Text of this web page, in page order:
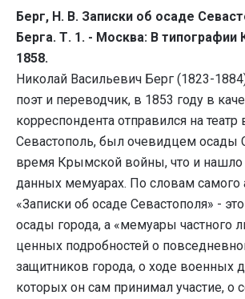
Берг, Н. В. Записки об осаде
Берга. Т. 1. - Москва: В типографии
1858.
Николай Васильевич Берг (1823-
поэт и переводчик, в 1853 году в
корреспондента отправился на
Севастополь, был очевидцем осады
время Крымской войны, что и нашло
данных мемуарах. По словам самого
«Записки об осаде Севастополя» -
осады города, а «мемуары частного
ценных подробностей о
защитников города, о ходе военных
которых он сам принимал участие, о